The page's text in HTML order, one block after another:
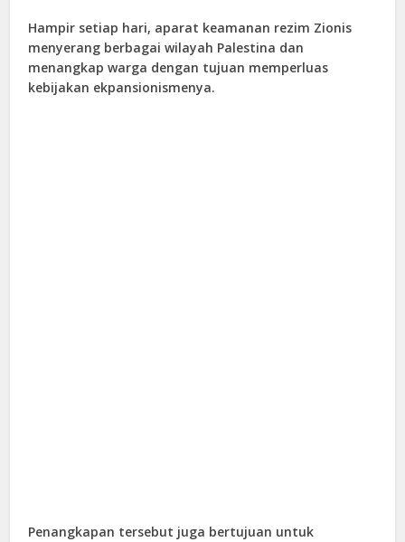
Hampir setiap hari, aparat keamanan rezim Zionis
menyerang berbagai wilayah Palestina dan
menangkap warga dengan tujuan memperluas
kebijakan ekpansionismenya.
Penangkapan tersebut juga bertujuan untuk